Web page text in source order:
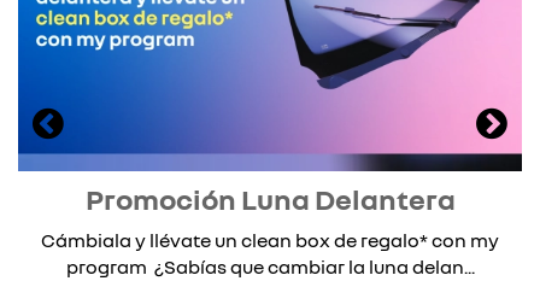
Promoción Luna Delantera
Cámbiala y llévate un clean box de regalo* con my
program ¿Sabías que cambiar la luna delan...